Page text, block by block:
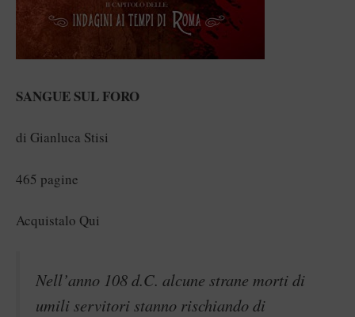
SANGUE SUL FORO
di Gianluca Stisi
465 pagine
Acquistalo Qui
Nell’anno 108 d.C. alcune strane morti di
umili servitori stanno rischiando di